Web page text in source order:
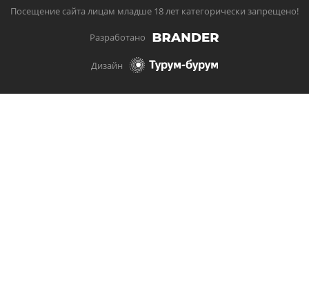
Посещение сайта лицам младше 18 лет категорически запрещено!
Разработано
Дизайн